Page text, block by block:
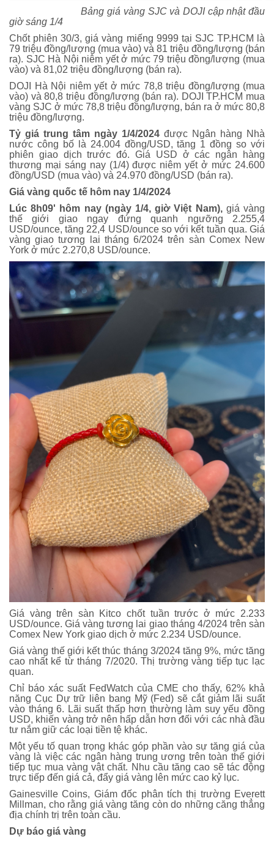
Bảng giá vàng SJC và DOJI cập nhật đầu
giờ sáng 1/4
Chốt phiên 30/3, giá vàng miếng 9999 tại SJC TP.HCM là
79 triệu đồng/lượng (mua vào) và 81 triệu đồng/lượng (bán
ra). SJC Hà Nội niêm yết ở mức 79 triệu đồng/lượng (mua
vào) và 81,02 triệu đồng/lượng (bán ra).
DOJI Hà Nội niêm yết ở mức 78,8 triệu đồng/lượng (mua
vào) và 80,8 triệu đồng/lượng (bán ra). DOJI TP.HCM mua
vàng SJC ở mức 78,8 triệu đồng/lượng, bán ra ở mức 80,8
triệu đồng/lượng.
Tỷ giá trung tâm ngày 1/4/2024 được Ngân hàng Nhà
nước công bố là 24.004 đồng/USD, tăng 1 đồng so với
phiên giao dịch trước đó. Giá USD ở các ngân hàng
thương mại sáng nay (1/4) được niêm yết ở mức 24.600
đồng/USD (mua vào) và 24.970 đồng/USD (bán ra).
Giá vàng quốc tế hôm nay 1/4/2024
Lúc 8h09' hôm nay (ngày 1/4, giờ Việt Nam), giá vàng
thế giới giao ngay đứng quanh ngưỡng 2.255,4
USD/ounce, tăng 22,4 USD/ounce so với kết tuần qua. Giá
vàng giao tương lai tháng 6/2024 trên sàn Comex New
York ở mức 2.270,8 USD/ounce.
Giá vàng trên sàn Kitco chốt tuần trước ở mức 2.233
USD/ounce. Giá vàng tương lai giao tháng 4/2024 trên sàn
Comex New York giao dịch ở mức 2.234 USD/ounce.
Giá vàng thế giới kết thúc tháng 3/2024 tăng 9%, mức tăng
cao nhất kể từ tháng 7/2020. Thị trường vàng tiếp tục lạc
quan.
Chỉ báo xác suất FedWatch của CME cho thấy, 62% khả
năng Cục Dự trữ liên bang Mỹ (Fed) sẽ cắt giảm lãi suất
vào tháng 6. Lãi suất thấp hơn thường làm suy yếu đồng
USD, khiến vàng trở nên hấp dẫn hơn đối với các nhà đầu
tư nắm giữ các loại tiền tệ khác.
Một yếu tố quan trọng khác góp phần vào sự tăng giá của
vàng là việc các ngân hàng trung ương trên toàn thế giới
tiếp tục mua vàng vật chất. Nhu cầu tăng cao sẽ tác động
trực tiếp đến giá cả, đẩy giá vàng lên mức cao kỷ lục.
Gainesville Coins, Giám đốc phân tích thị trường Everett
Millman, cho rằng giá vàng tăng còn do những căng thẳng
địa chính trị trên toàn cầu.
Dự báo giá vàng